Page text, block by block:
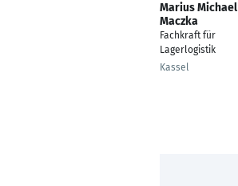
Marius Michael
Maczka
Fachkraft für
Lagerlogistik
Kassel